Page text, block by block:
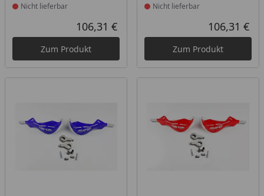
Nicht lieferbar
Aktueller Preis
106,31 €
Zum Produkt
Nicht lieferbar
106,31 €
Zum Produkt